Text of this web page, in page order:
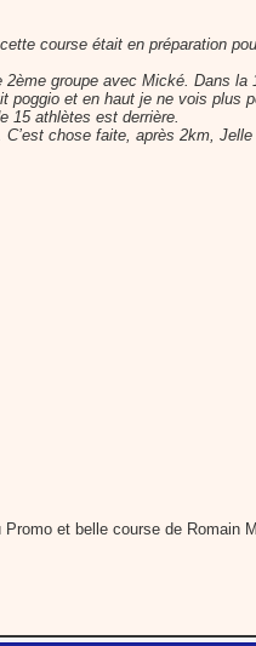
course était en préparation
groupe avec Mické. Dans la
et en haut je ne vois plus
15 athlètes est derrière.
chose faite, après 2km,
et belle course de Romain